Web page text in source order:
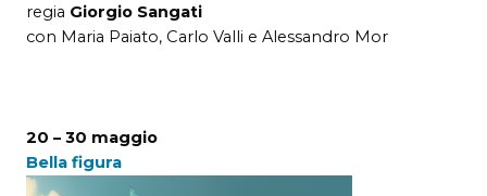
regia Giorgio Sangati
con Maria Paiato, Carlo Valli e Alessandro Mor
20 – 30 maggio
Bella figura